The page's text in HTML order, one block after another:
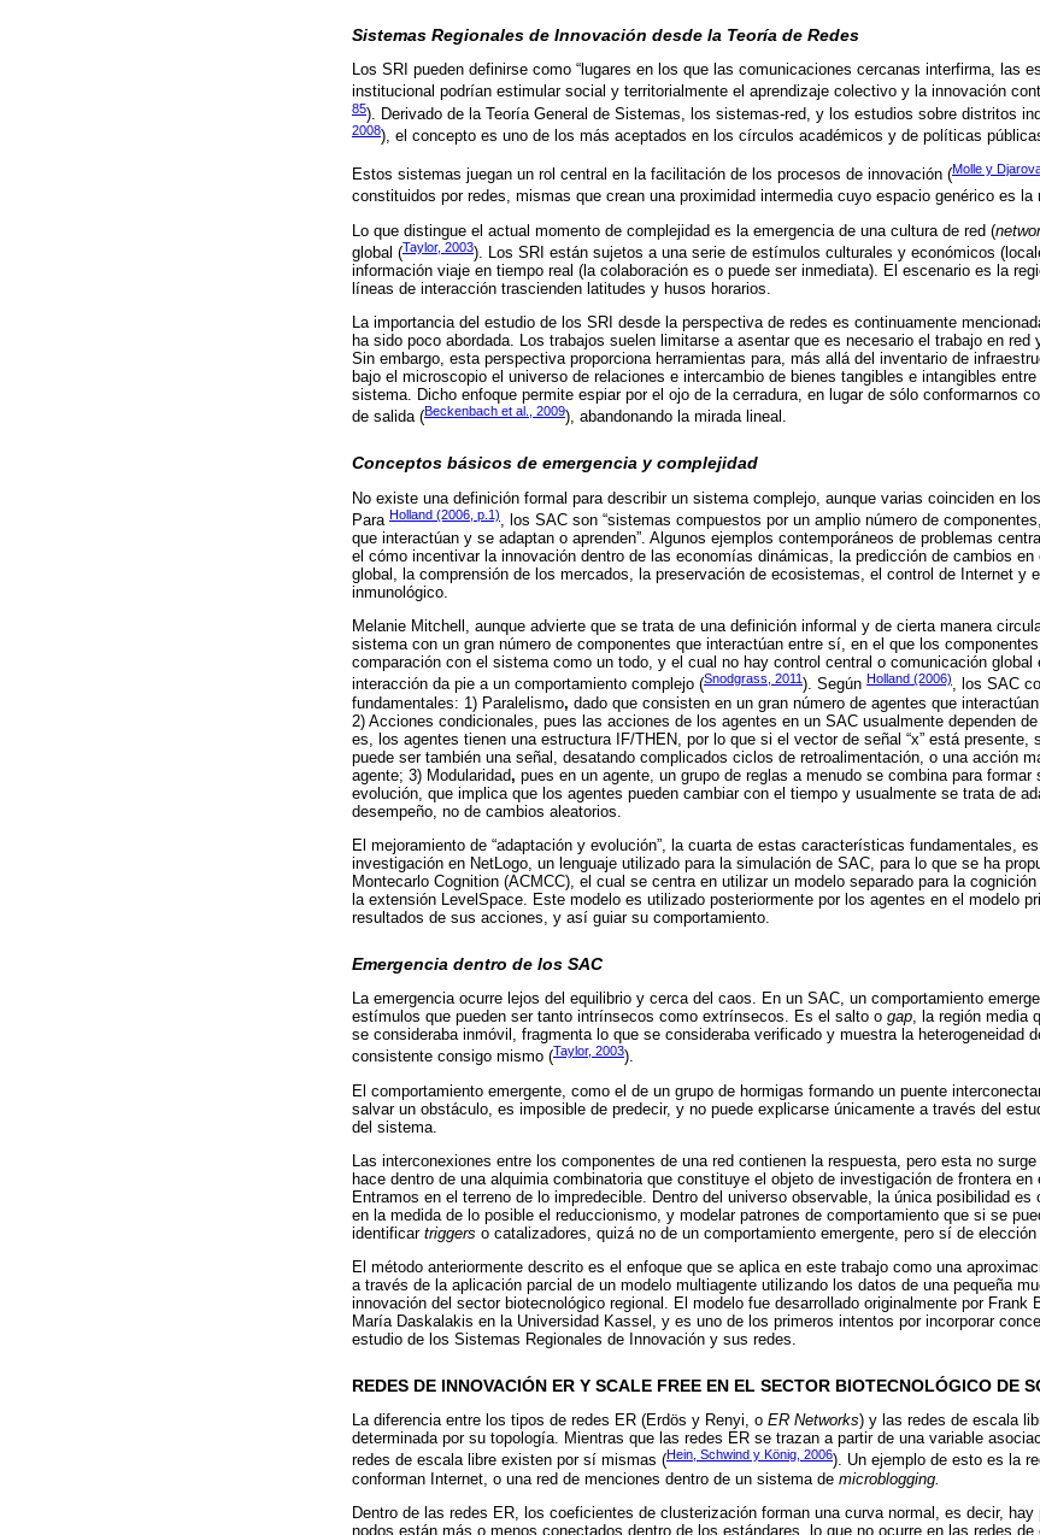
Sistemas Regionales de Innovación desde la Teoría de Redes
Los SRI pueden definirse como “lugares en los que las comunicaciones cercanas interfirma, las
institucional podrían estimular social y territorialmente el aprendizaje colectivo y la innovación
85). Derivado de la Teoría General de Sistemas, los sistemas-red, y los estudios sobre distritos
2008), el concepto es uno de los más aceptados en los círculos académicos y de políticas
Estos sistemas juegan un rol central en la facilitación de los procesos de innovación (Molle y
constituidos por redes, mismas que crean una proximidad intermedia cuyo espacio genérico es la
Lo que distingue el actual momento de complejidad es la emergencia de una cultura de red (
global (Taylor, 2003). Los SRI están sujetos a una serie de estímulos culturales y económicos
información viaje en tiempo real (la colaboración es o puede ser inmediata). El escenario es la
líneas de interacción trascienden latitudes y husos horarios.
La importancia del estudio de los SRI desde la perspectiva de redes es continuamente
ha sido poco abordada. Los trabajos suelen limitarse a asentar que es necesario el trabajo en red
Sin embargo, esta perspectiva proporciona herramientas para, más allá del inventario de
bajo el microscopio el universo de relaciones e intercambio de bienes tangibles e intangibles
sistema. Dicho enfoque permite espiar por el ojo de la cerradura, en lugar de sólo conformarnos
de salida (Beckenbach et al., 2009), abandonando la mirada lineal.
Conceptos básicos de emergencia y complejidad
No existe una definición formal para describir un sistema complejo, aunque varias coinciden en
Para Holland (2006, p.1), los SAC son “sistemas compuestos por un amplio número de
que interactúan y se adaptan o aprenden”. Algunos ejemplos contemporáneos de problemas
el cómo incentivar la innovación dentro de las economías dinámicas, la predicción de cambios
global, la comprensión de los mercados, la preservación de ecosistemas, el control de Internet y
inmunológico.
Melanie Mitchell, aunque advierte que se trata de una definición informal y de cierta manera
sistema con un gran número de componentes que interactúan entre sí, en el que los
comparación con el sistema como un todo, y el cual no hay control central o comunicación global
interacción da pie a un comportamiento complejo (Snodgrass, 2011). Según Holland (2006), los SAC
fundamentales: 1) Paralelismo, dado que consisten en un gran número de agentes que
2) Acciones condicionales, pues las acciones de los agentes en un SAC usualmente dependen
es, los agentes tienen una estructura IF/THEN, por lo que si el vector de señal “x” está presente,
puede ser también una señal, desatando complicados ciclos de retroalimentación, o una acción
agente; 3) Modularidad, pues en un agente, un grupo de reglas a menudo se combina para
evolución, que implica que los agentes pueden cambiar con el tiempo y usualmente se trata de
desempeño, no de cambios aleatorios.
El mejoramiento de “adaptación y evolución”, la cuarta de estas características fundamentales,
investigación en NetLogo, un lenguaje utilizado para la simulación de SAC, para lo que se ha
Montecarlo Cognition (ACMCC), el cual se centra en utilizar un modelo separado para la
la extensión LevelSpace. Este modelo es utilizado posteriormente por los agentes en el modelo
resultados de sus acciones, y así guiar su comportamiento.
Emergencia dentro de los SAC
La emergencia ocurre lejos del equilibrio y cerca del caos. En un SAC, un comportamiento
estímulos que pueden ser tanto intrínsecos como extrínsecos. Es el salto o gap, la región media
se consideraba inmóvil, fragmenta lo que se consideraba verificado y muestra la heterogeneidad
consistente consigo mismo (Taylor, 2003).
El comportamiento emergente, como el de un grupo de hormigas formando un puente
salvar un obstáculo, es imposible de predecir, y no puede explicarse únicamente a través del
del sistema.
Las interconexiones entre los componentes de una red contienen la respuesta, pero esta no
hace dentro de una alquimia combinatoria que constituye el objeto de investigación de frontera en
Entramos en el terreno de lo impredecible. Dentro del universo observable, la única posibilidad
en la medida de lo posible el reduccionismo, y modelar patrones de comportamiento que si se
identificar triggers o catalizadores, quizá no de un comportamiento emergente, pero sí de elección
El método anteriormente descrito es el enfoque que se aplica en este trabajo como una
a través de la aplicación parcial de un modelo multiagente utilizando los datos de una pequeña
innovación del sector biotecnológico regional. El modelo fue desarrollado originalmente por Frank
María Daskalakis en la Universidad Kassel, y es uno de los primeros intentos por incorporar
estudio de los Sistemas Regionales de Innovación y sus redes.
REDES DE INNOVACIÓN ER Y SCALE FREE EN EL SECTOR BIOTECNOLÓGICO DE
La diferencia entre los tipos de redes ER (Erdös y Renyi, o ER Networks) y las redes de escala
determinada por su topología. Mientras que las redes ER se trazan a partir de una variable
redes de escala libre existen por sí mismas (Hein, Schwind y König, 2006). Un ejemplo de esto es la
conforman Internet, o una red de menciones dentro de un sistema de microblogging.
Dentro de las redes ER, los coeficientes de clusterización forman una curva normal, es decir,
nodos están más o menos conectados dentro de los estándares, lo que no ocurre en las redes